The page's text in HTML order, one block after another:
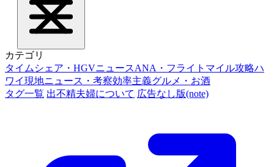
カテゴリ
タイムシェア・HGVニュースANA・フライトマイル攻略ハ
ワイ現地ニュース・考察効率主義グルメ・お酒
タグ一覧 出不精夫婦について 広告なし版(note)